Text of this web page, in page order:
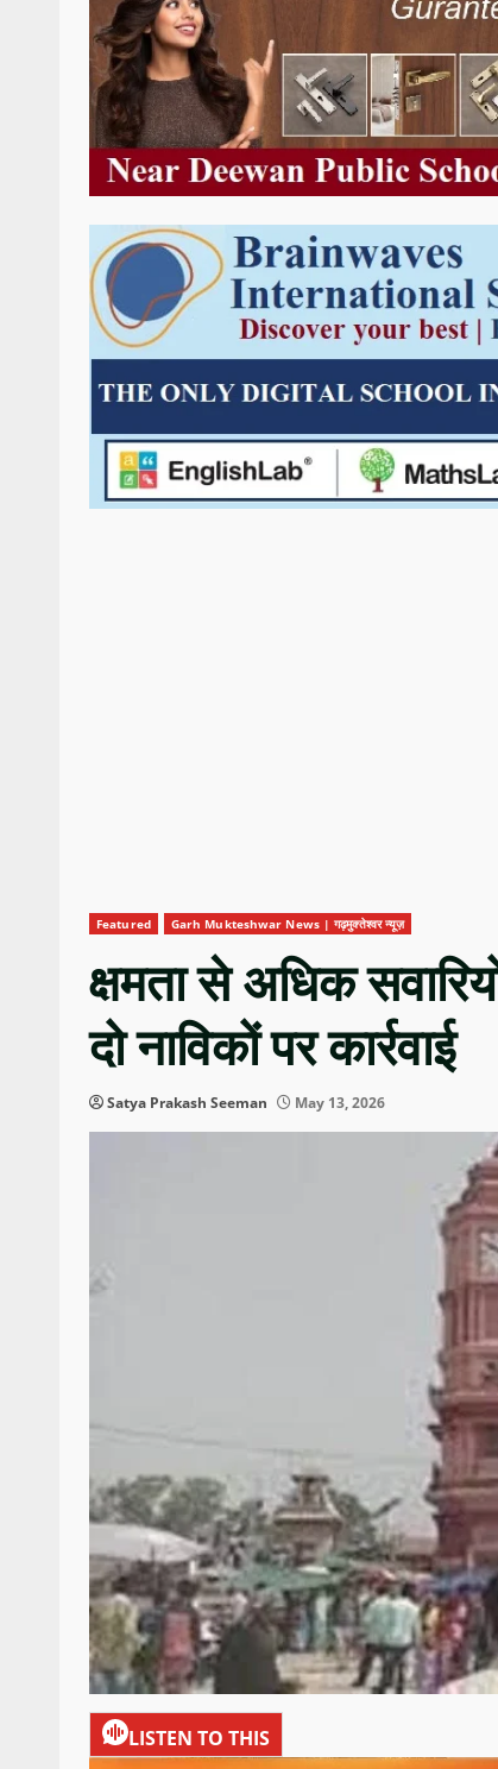
Featured Garh Mukteshwar News | गढ़मुक्तेश्वर न्यूज़
क्षमता से अधिक
दो नाविकों पर कार्रवाई
Satya Prakash Seeman May 13, 2026
LISTEN TO THIS